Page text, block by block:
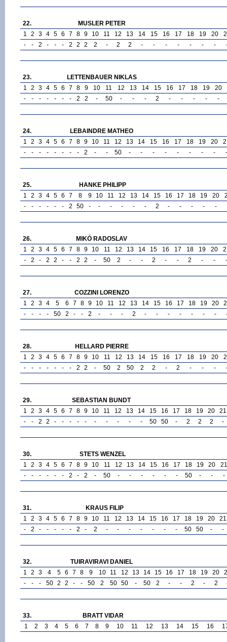
22.
MUSLER PETER
1
2 3 4 5 6 7 8 9 10 11 12 13 14 15 16 17 18 19 20
-
- 2 - - - 2 2 2 2 - 2 2 - - - - - - -
23.
LETTENBAUER NIKLAS
1
2 3 4 5 6 7 8 9 10 11 12 13 14 15 16 17 18 19 20
-
- - - - - - 2 2 - 50 - - - 2 - - - - -
24.
LEBAINDRE MATHEO
1
2 3 4 5 6 7 8 9 10 11 12 13 14 15 16 17 18 19 20
-
- - - - - - - 2 - - 50 - - - - - - - - -
25.
HANKE PHILIPP
1
2 3 4 5 6 7 8 9 10 11 12 13 14 15 16 17 18 19 20
-
- - - - - 2 50 - - - - - - 2 - - - - -
26.
MIKÓ RADOSLAV
1
2 3 4 5 6 7 8 9 10 11 12 13 14 15 16 17 18 19 20
-
2 - 2 2 - - 2 2 - 50 2 - - 2 - - 2 - - -
27.
COZZINI LORENZO
1
2 3 4 5 6 7 8 9 10 11 12 13 14 15 16 17 18 19 20
-
- - - 50 2 - - 2 - - - 2 - - - - - - -
28.
HELLARD PIERRE
1
2 3 4 5 6 7 8 9 10 11 12 13 14 15 16 17 18 19 20
-
- - - - - - 2 2 - 50 2 50 2 2 - 2 - - -
29.
SEBASTIAN BUNDT
1
2 3 4 5 6 7 8 9 10 11 12 13 14 15 16 17 18 19 20
21
-
- 2 2 - - - - - - - - - - 50 50 - 2 2 2 -
30.
STETS WENZEL
1
2 3 4 5 6 7 8 9 10 11 12 13 14 15 16 17 18 19 20
21
-
- - - - - 2 - 2 - 50 - - - - - - 50 - - -
31.
KRAUS FILIP
1
2 3 4 5 6 7 8 9 10 11 12 13 14 15 16 17 18 19 20
21
-
2 - - - - - 2 - 2 - - - - - - - 50 50 - -
32.
TUIRAVIRAVI DANIEL
1
2 3 4 5 6 7 8 9 10 11 12 13 14 15 16 17 18 19 20
-
- - 50 2 2 - - 50 2 50 50 - 50 2 - - 2 - 2
33.
BRATT VIDAR
1
2 3 4 5 6 7 8 9 10 11 12 13 14 15 16